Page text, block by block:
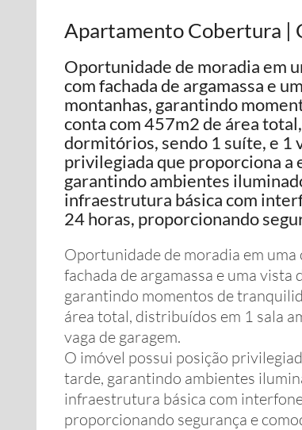
Apartamento Cobertura |
Oportunidade de moradia em
com fachada de argamassa e
montanhas, garantindo
conta com 457m2 de área
dormitórios, sendo 1 suíte, e 1
privilegiada que proporciona a
garantindo ambientes
infraestrutura básica com
24 horas, proporcionando
Oportunidade de moradia em
fachada de argamassa e uma
garantindo momentos de
área total, distribuídos em 1 sala
vaga de garagem.
O imóvel possui posição
tarde, garantindo ambientes
infraestrutura básica com
proporcionando segurança e